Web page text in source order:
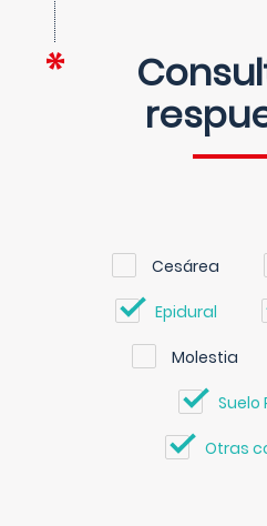
Cesárea
Epidural
Molestia
Suelo
Otras